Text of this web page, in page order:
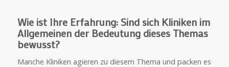
Wie ist Ihre Erfahrung: Sind sich Kliniken im
Allgemeinen der Bedeutung dieses Themas
bewusst?
Manche Kliniken agieren zu diesem Thema und packen es